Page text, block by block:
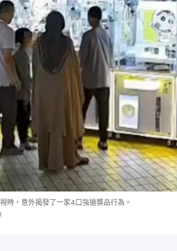
時，意外揭發了一家4口強搶獎品行為。